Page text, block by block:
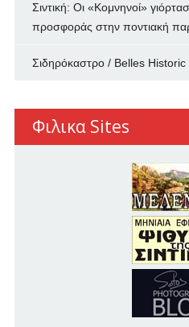
Σιντική: Οι «Κομνηνοί»
προσφοράς στην ποντιακή
Σιδηρόκαστρο / Belles Historic
Φιλικα Sites